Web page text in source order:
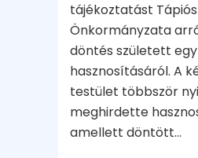
tájékoztatást
Önkormányzata
döntés született
hasznosításáról. A
testület többször
meghirdette
amellett döntött...